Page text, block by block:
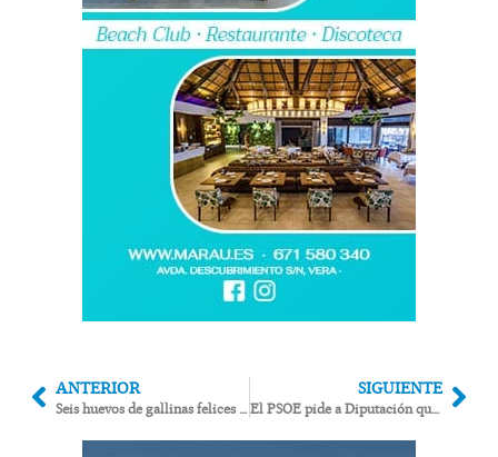
ANTERIOR
Seis huevos de gallinas felices no bastaron para que UCIN-Garrucha cumpliera el pacto de investidura
SIGUIENTE
El PSOE pide a Diputación que exija a la Junta un plan de choque en el hospital de Huércal